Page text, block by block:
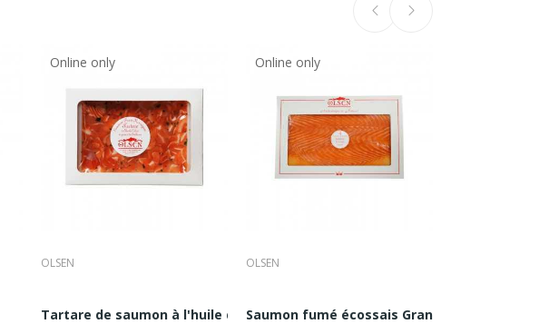
Online only
OLSEN
Tartare de saumon à l'huile d'olive et Sichuan...
Online only
OLSEN
Saumon fumé écossais Grand Prestige